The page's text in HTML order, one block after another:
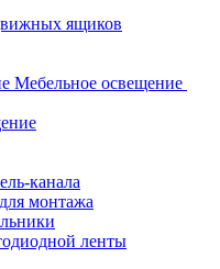
ящиков
Мебельное освещение
канала
монтажа
ленты